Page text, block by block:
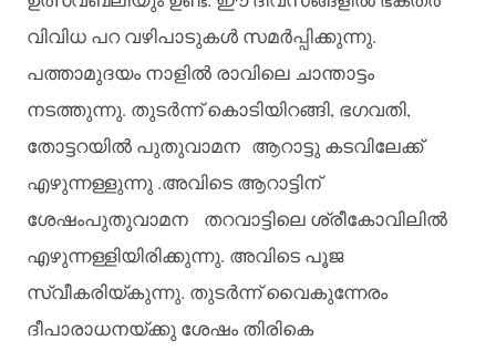
വിവിധ പറ വഴിപാടുകൾ സമർപ്പിക്കുന്നു.
പത്താമുദയം നാളിൽ രാവിലെ ചാന്താട്ടം
നടത്തുന്നു. തുടർന്ന് കൊടിയിറങ്ങി, ഭഗവതി,
തോട്ടറയിൽ പുതുവാമന ആറാട്ടു കടവിലേക്ക്
എഴുന്നള്ളുന്നു .അവിടെ ആറാട്ടിന്
ശേഷംപുതുവാമന
തറവാട്ടിലെ ശ്രീകോവിലിൽ
എഴുന്നള്ളിയിരിക്കുന്നു. അവിടെ പൂജ
സ്വീകരിയ്കുന്നു. തുടർന്ന് വൈകുന്നേരം
ദീപാരാധനയ്ക്കു ശേഷം തിരികെ